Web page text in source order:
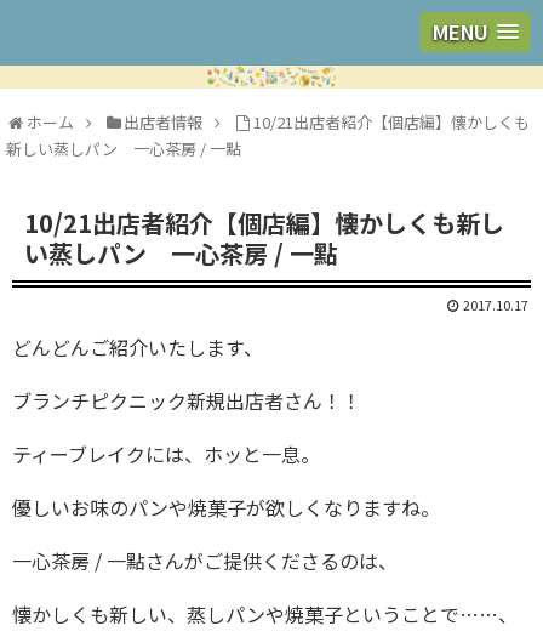
MENU
ホーム 出店者情報
10/21出店者紹介【個店編】懐かしくも
新しい蒸しパン 一心茶房 / 一點
10/21出店者紹介【個店編】懐かしくも新し
い蒸しパン 一心茶房 / 一點
2017.10.17
どんどんご紹介いたします、
ブランチピクニック新規出店者さん！！
ティーブレイクには、ホッと一息。
優しいお味のパンや焼菓子が欲しくなりますね。
一心茶房 / 一點さんがご提供くださるのは、
懐かしくも新しい、蒸しパンや焼菓子ということで……、